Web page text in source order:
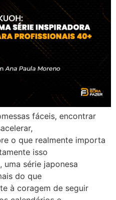
fáceis, encontrar
o que realmente importa
isso
uma série japonesa
do que
à coragem de seguir